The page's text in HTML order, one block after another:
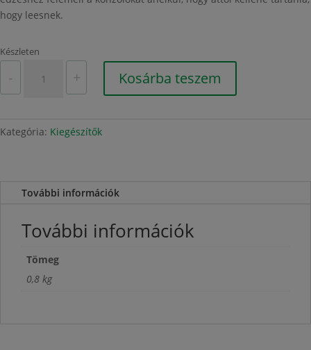
hogy leesnek.
Készleten
-
guggoláshoz,
gépekhez
+ Kosárba teszem
Kategória: Kiegészítők
További információk
További információk
Tömeg
0,8 kg